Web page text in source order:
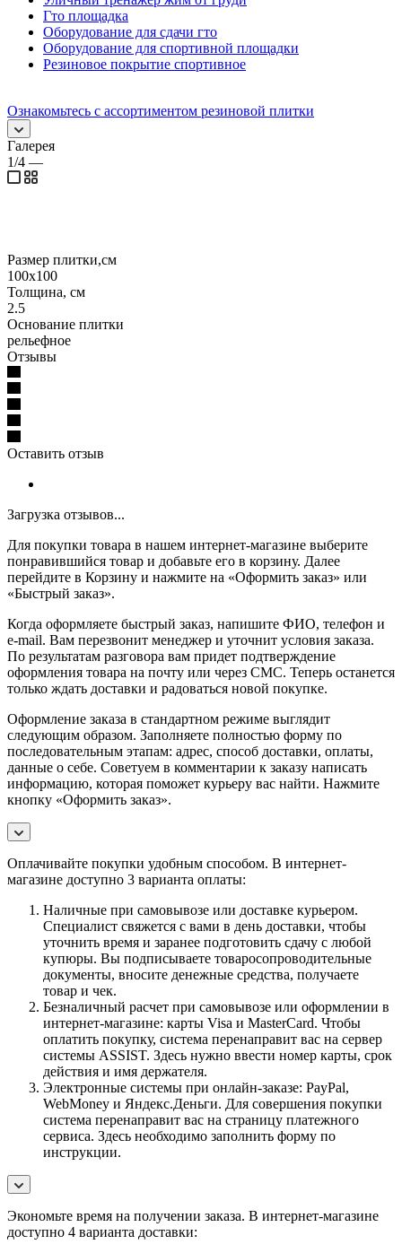
Гто площадка
Оборудование для сдачи гто
Оборудование для спортивной площадки
Резиновое покрытие спортивное
Ознакомьтесь с ассортиментом резиновой плитки
Галерея
1/4 —
Размер плитки,см
100х100
Толщина, см
2.5
Основание плитки
рельефное
Отзывы
Оставить отзыв
Загрузка отзывов...
Для покупки товара в нашем интернет-магазине выберите
понравившийся товар и добавьте его в корзину. Далее
перейдите в Корзину и нажмите на «Оформить заказ» или
«Быстрый заказ».
Когда оформляете быстрый заказ, напишите ФИО, телефон и
e-mail. Вам перезвонит менеджер и уточнит условия заказа.
По результатам разговора вам придет подтверждение
оформления товара на почту или через СМС. Теперь останется
только ждать доставки и радоваться новой покупке.
Оформление заказа в стандартном режиме выглядит
следующим образом. Заполняете полностью форму по
последовательным этапам: адрес, способ доставки, оплаты,
данные о себе. Советуем в комментарии к заказу написать
информацию, которая поможет курьеру вас найти. Нажмите
кнопку «Оформить заказ».
Оплачивайте покупки удобным способом. В интернет-
магазине доступно 3 варианта оплаты:
Наличные при самовывозе или доставке курьером.
Специалист свяжется с вами в день доставки, чтобы
уточнить время и заранее подготовить сдачу с любой
купюры. Вы подписываете товаросопроводительные
документы, вносите денежные средства, получаете
товар и чек.
Безналичный расчет при самовывозе или оформлении в
интернет-магазине: карты Visa и MasterCard. Чтобы
оплатить покупку, система перенаправит вас на сервер
системы ASSIST. Здесь нужно ввести номер карты, срок
действия и имя держателя.
Электронные системы при онлайн-заказе: PayPal,
WebMoney и Яндекс.Деньги. Для совершения покупки
система перенаправит вас на страницу платежного
сервиса. Здесь необходимо заполнить форму по
инструкции.
Экономьте время на получении заказа. В интернет-магазине
доступно 4 варианта доставки: